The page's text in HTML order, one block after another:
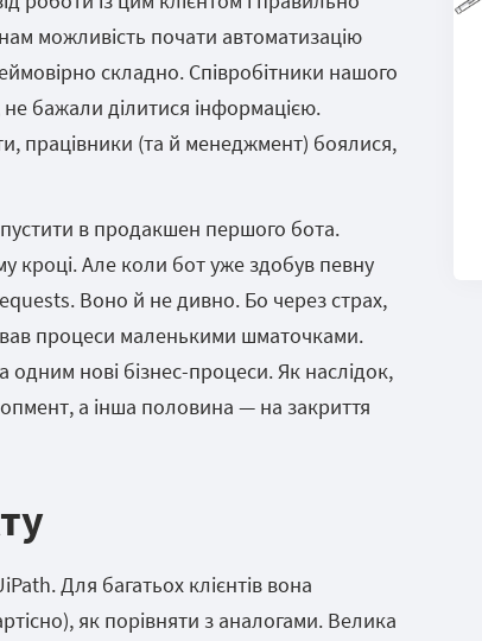
можливість почати автоматизацію
складно. Співробітники нашого
не бажали ділитися інформацією.
працівники (та й менеджмент) боялися,
в продакшен першого бота.
кроці. Але коли бот уже здобув певну
Воно й не дивно. Бо через страх,
процеси маленькими шматочками.
нові бізнес-процеси. Як наслідок,
а інша половина — на закриття
Для багатьох клієнтів вона
як порівняти з аналогами. Велика